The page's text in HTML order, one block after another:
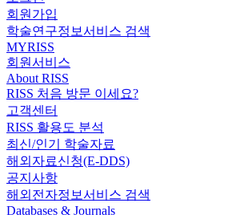
회원가입
학술연구정보서비스 검색
MYRISS
회원서비스
About RISS
RISS 처음 방문 이세요?
고객센터
RISS 활용도 분석
최신/인기 학술자료
해외자료신청(E-DDS)
공지사항
해외전자정보서비스 검색
Databases & Journals